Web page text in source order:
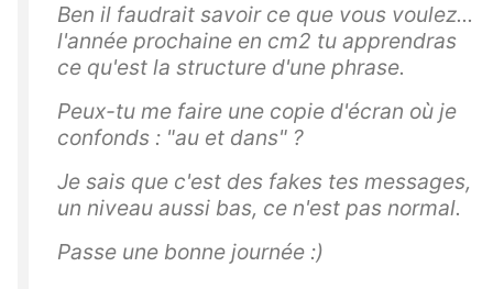
Ben il faudrait savoir ce que vous voulez...
l'année prochaine en cm2 tu apprendras
ce qu'est la structure d'une phrase.
Peux-tu me faire une copie d'écran où je
confonds : "au et dans" ?
Je sais que c'est des fakes tes messages,
un niveau aussi bas, ce n'est pas normal.
Passe une bonne journée :)